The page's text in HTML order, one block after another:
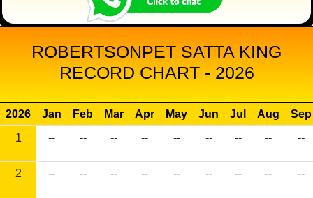
ROBERTSONPET SATTA KING
RECORD CHART - 2026
2026 Jan Feb Mar Apr May Jun Jul Aug
Sep
1
-- -- -- -- -- -- -- -- --
2 -- -- -- -- -- -- -- -- --